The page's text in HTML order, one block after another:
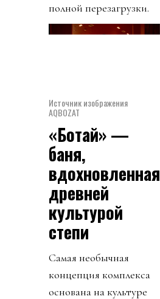
полной перезагрузки.
Источник изображения
AQBOZAT
«Ботай» —
баня,
вдохновленная
древней
культурой
степи
Самая необычная
концепция комплекса
основана на культуре